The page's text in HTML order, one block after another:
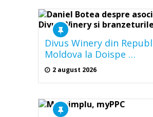
Divus Winery din
Moldova la Doispe …
2 august 2026